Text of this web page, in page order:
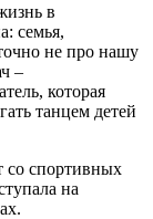
в
семья,
не про нашу
–
которая
танцем детей
со спортивных
на